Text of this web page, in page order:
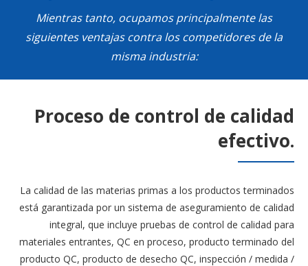
Mientras tanto, ocupamos principalmente las
siguientes ventajas contra los competidores de la
misma industria:
Proceso de control de calidad
efectivo.
La calidad de las materias primas a los productos terminados
está garantizada por un sistema de aseguramiento de calidad
integral, que incluye pruebas de control de calidad para
materiales entrantes, QC en proceso, producto terminado del
producto QC, producto de desecho QC, inspección / medida /